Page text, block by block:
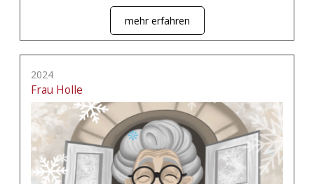
mehr erfahren
2024
Frau Holle